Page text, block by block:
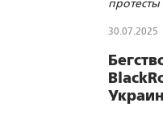
протесты
30.07.2025